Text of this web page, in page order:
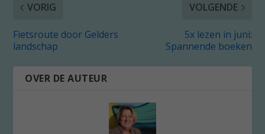
VORIG
Fietsroute door Gelders
landschap
VOLGENDE
5x lezen in juni:
Spannende boeken
OVER DE AUTEUR